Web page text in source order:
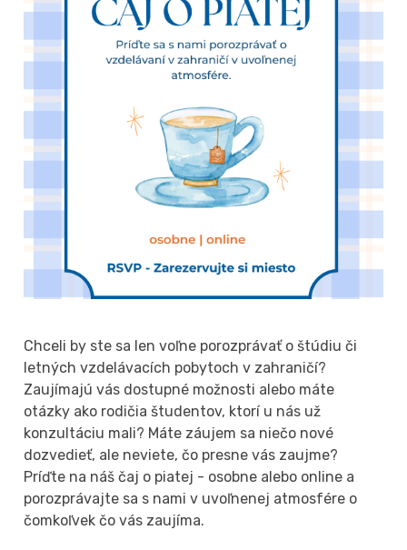
Chceli by ste sa len voľne porozprávať o štúdiu či
letných vzdelávacích pobytoch v zahraničí?
Zaujímajú vás dostupné možnosti alebo máte
otázky ako rodičia študentov, ktorí u nás už
konzultáciu mali? Máte záujem sa niečo nové
dozvedieť, ale neviete, čo presne vás zaujme?
Príďte na náš čaj o piatej - osobne alebo online a
porozprávajte sa s nami v uvoľnenej atmosfére o
čomkoľvek čo vás zaujíma.